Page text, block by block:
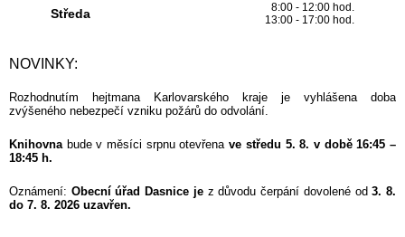
Středa
8:00 - 12:00 hod.
13:00 - 17:00 hod.
NOVINKY:
Rozhodnutím hejtmana Karlovarského kraje je vyhlášena doba
zvýšeného nebezpečí vzniku požárů do odvolání.
Knihovnabude v měsíci srpnu otevřenave středu 5. 8. v době 16:45 –
18:45 h.
Oznámení: Obecní úřad Dasnice jez důvodu čerpání dovolené od3. 8.
do 7. 8. 2026 uzavřen.